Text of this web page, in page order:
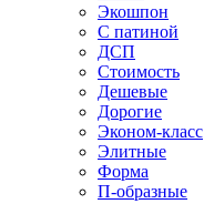
Экошпон
С патиной
ДСП
Стоимость
Дешевые
Дорогие
Эконом-класс
Элитные
Форма
П-образные